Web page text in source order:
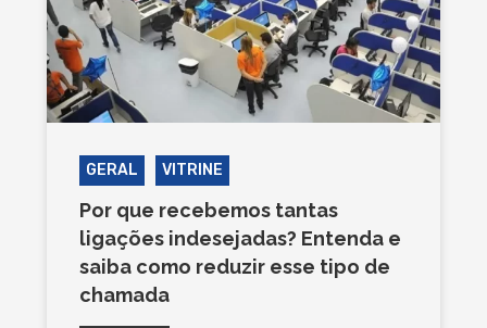
GERAL VITRINE
Por que recebemos tantas
ligações indesejadas? Entenda e
saiba como reduzir esse tipo de
chamada